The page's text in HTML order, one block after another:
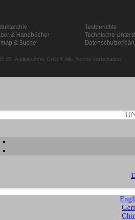
Testberichte
& Handbücher Technische
& Suche
ESI Audiotechnik GmbH. Alle Rechte vorbehalten.